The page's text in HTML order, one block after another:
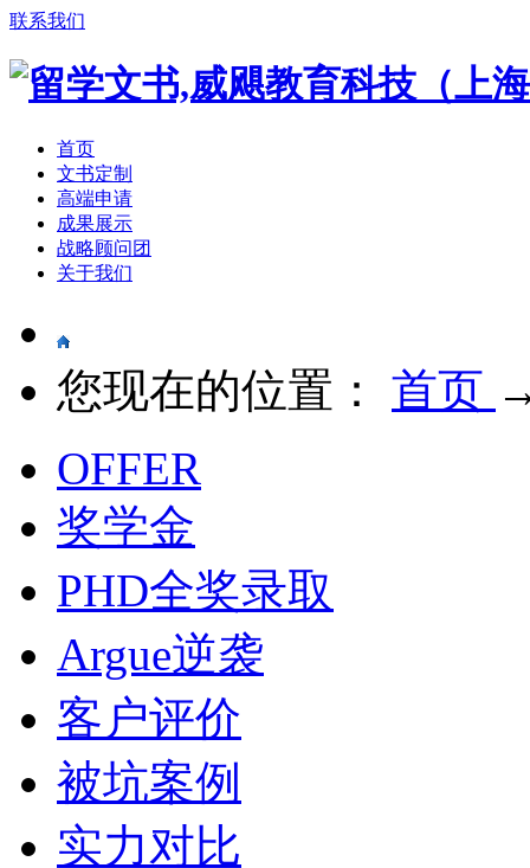
联系我们
首页
文书定制
高端申请
成果展示
战略顾问团
关于我们
您现在的位置： 首页
OFFER
奖学金
PHD全奖录取
Argue逆袭
客户评价
被坑案例
实力对比